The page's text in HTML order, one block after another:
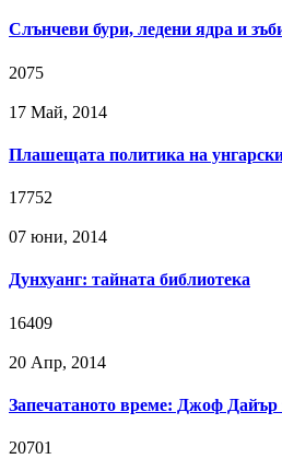
Слънчеви бури, ледени ядра и
2075
17 Май, 2014
Плашещата политика на
17752
07 юни, 2014
Дунхуанг: тайната библиотека
16409
20 Апр, 2014
Запечатаното време: Джоф
20701